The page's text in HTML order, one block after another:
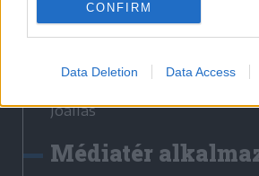
CONFIRM
Data Deletion Data Access
Erdélyi Napló
Főtér
Jóállás
Médiatér